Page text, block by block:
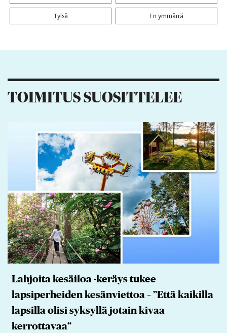
Tylsä En ymmärrä
TOIMITUS SUOSITTELEE
Lahjoita kesäiloa -keräys tukee
lapsiperheiden kesänviettoa – ”Että kaikilla
lapsilla olisi syksyllä jotain kivaa
kerrottavaa”